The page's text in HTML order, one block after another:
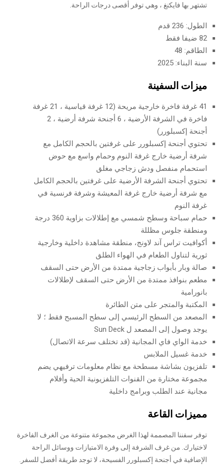
تشتهر بها فايكنغ ، وهي توفر أقصى درجات الراحة.
الطول: 236 قدم
82 ضيفا فقط
الطاقم: 48
سنة البناء: 2025
ميزات السفينة
41 غرفة فاخرة خارجية مريحة (12 غرفة قياسية ، 21 غرفة
فاخرة في الشرفة الأرضية ، 6 أجنحة شرفة أرضية ، 2
أجنحة إكسبلورر)
تحتوي أجنحة إكسبلورر على غرفتين بالحجم الكامل مع
شرفة أرضية خارج غرفة النوم وحمام واسع مع حوض
استحمام منفصل ودش زجاجي مغلق
تحتوي أجنحة الشرفة الأرضية على غرفتين بالحجم الكامل
مع شرفة أرضية خارج غرفة المعيشة وشرفة فرنسية في
غرفة النوم
حمام سباحة وسطح شمسي مع إطلالات بزاوية 360 درجة
ومنطقة جلوس مظللة
أكوافيت تراس آند لاونج، منطقة مشاهدة داخلية وخارجية
ثورية لتناول الطعام في الهواء الطلق
صالة وبار بأبواب زجاجية ممتدة من الأرض حتى السقف
مطعم بنوافذ ممتدة من الأرض حتى السقف لإطلالات
بانورامية
المكتبة والمتجر على متن الطائرة
المصعد من السطح الرئيسي إلى سطح المسبح فقط ؛ لا
يوجد وصول إلى المصعد ل Sun Deck
خدمة الواي فاي المجانية (قد تختلف سرعة الاتصال)
خدمة غسيل الملابس
تلفزيون بشاشة مسطحة مع نظام معلومات ترفيهي يضم
مجموعة مختارة من القنوات التلفزيونية الحية وأفلام
مجانية عند الطلب وبرامج داخلية
مميزات القاعة
توفر سفننا المصممة لهذا الغرض مجموعة متنوعة من الغرف الفاخرة
لاختيارك. من غرف الشرفة إلى وفرة الامتيازات ووسائل الراحة
الإضافية في أجنحة إكسبلورر الفسيحة، لا توجد طريقة أفضل للسفر.